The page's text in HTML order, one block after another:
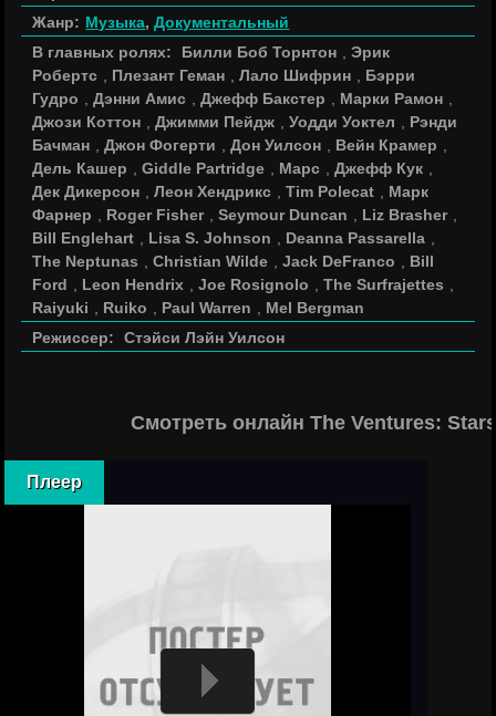
Жанр: Музыка,Документальный
В главных ролях:
Билли Боб Торнтон ,Эрик
Робертс
Плезант Геман ,Лало Шифрин
Бэрри
Гудро
,Дэнни Амис ,Джефф Бакстер Марки Рамон
Джози Коттон
,Джимми Пейдж ,Уодди Уоктел
Рэнди
Бачман
,Джон Фогерти ,Дон Уилсон Вейн Крамер
Дель Кашер
,Giddle Partridge Марс ,Джефф Кук
Дек Дикерсон
,Леон Хендрикс ,Tim Polecat
Марк
Фарнер
Roger Fisher ,Seymour Duncan Liz Brasher
Bill Englehart
Lisa S. Johnson Deanna Passarella
The Neptunas
,Christian Wilde ,Jack DeFranco
Bill
Ford
Leon Hendrix ,Joe Rosignolo ,The Surfrajettes
Raiyuki
Ruiko Paul Warren
Mel Bergman
Режиссер:
Стэйси Лэйн Уилсон
Смотреть онлайн The Ventures:
Плеер